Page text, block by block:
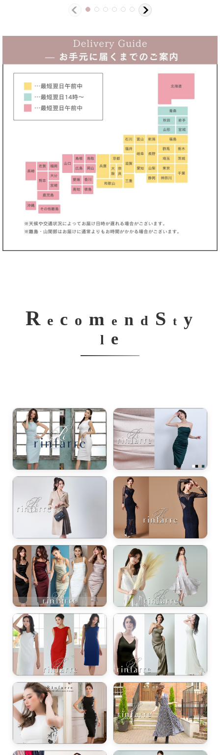
R e c o m e n d S t y
l e
立てる一着。
ピース
、自分らしく、美しく。-
ンピース
エレガンスをひとさじー
エット。 夏の視線を独り占めする「夏の主役ラップロングドレス」